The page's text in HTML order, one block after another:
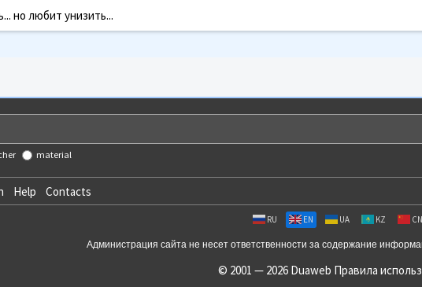
но любит унизить...
material
Help Contacts
RU EN UA KZ CN
Администрация сайта не несет ответственности за содержание
© 2001 — 2026 Duaweb Правила